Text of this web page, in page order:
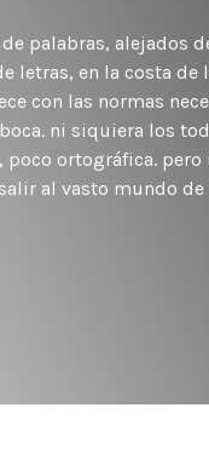
palabras, alejados
letras, en la costa
con las normas
boca. ni siquiera los
ortográfica.
al vasto mundo